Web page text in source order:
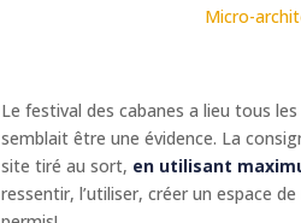
Micro-
Le festival des cabanes a lieu tous
semblait être une évidence. La
site tiré au sort, en utilisant
ressentir, l’utiliser, créer un espace